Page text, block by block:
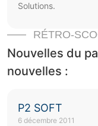
Solutions.
RÉTRO-
Nouvelles du
nouvelles :
P2 SOFT
6 décembre 2011